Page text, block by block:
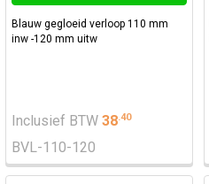
Blauw gegloeid verloop 110 mm
inw -120 mm uitw
Inclusief BTW 38.40
BVL-110-120